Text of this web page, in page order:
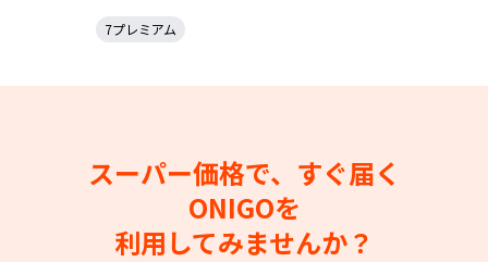
7プレミアム
スーパー価格で、すぐ届く
ONIGOを
利用してみませんか？